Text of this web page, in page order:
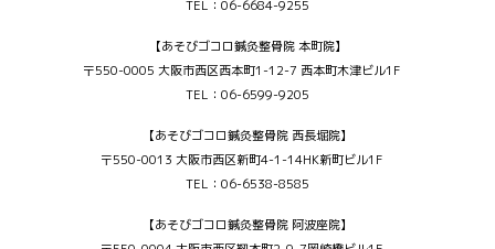
TEL：06-6684-9255
【あそびゴコロ鍼灸整骨院 本町院】
〒550-0005 大阪市西区西本町1-12-7 西本町木津ビル1F
TEL：06-6599-9205
【あそびゴコロ鍼灸整骨院 西長堀院】
〒550-0013 大阪市西区新町4-1-14HK新町ビル1F
TEL：06-6538-8585
【あそびゴコロ鍼灸整骨院 阿波座院】